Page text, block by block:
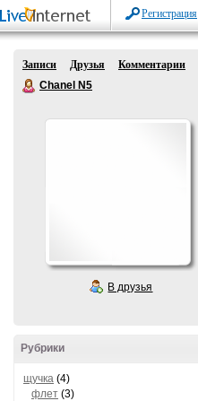
Регистрация
Записи Друзья
Комментарии
Chanel N5
В друзья
Рубрики
щучка (4)
флет (3)